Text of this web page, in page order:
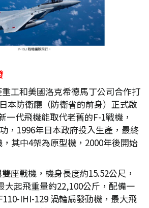
工和美國洛克希德馬丁公司合作打
本防衛廳（防衛省的前身）正式啟
一代飛機能取代老舊的F-1戰機，
，1996年日本政府投入生產，最終
其中4架為原型機，2000年後開始
座戰機，機身長度約15.52公尺，
大起飛重量約22,100公斤，配備一
IHI-129 渦輪扇發動機，最大飛